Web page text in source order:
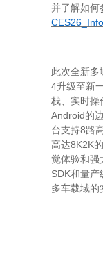
并了解如何
此次全新多
4升级至新
栈、实时操
Android的
台支持8路
高达8K2K
觉体验和强
SDK和量产
多车载域的